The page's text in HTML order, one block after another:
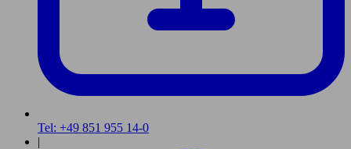
Tel: +49 851 955 14-0
|